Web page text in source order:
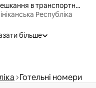
Помешкання в транспортних контейнерах
Республіка
більше
Готельні номери